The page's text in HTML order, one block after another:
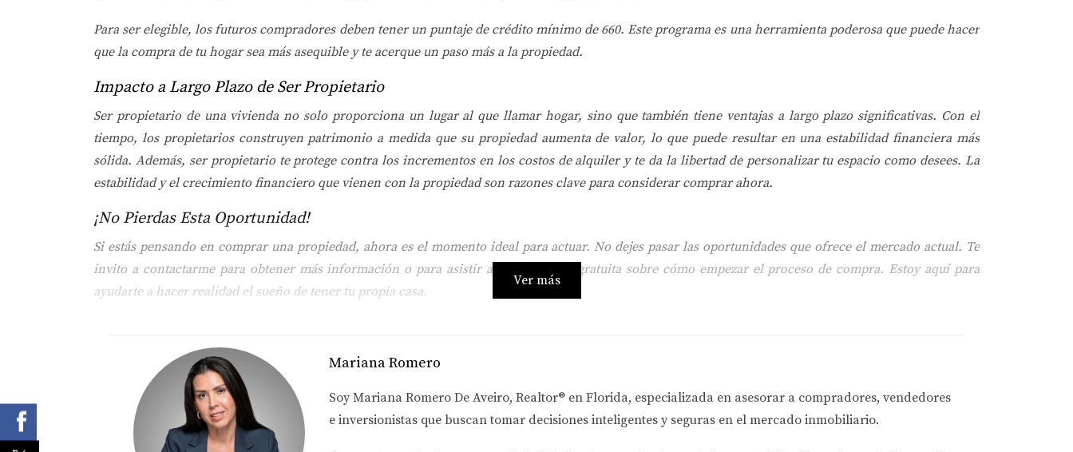
Para ser elegible, los futuros compradores deben tener un puntaje de crédito mínimo de 660. Este programa es una herramienta poderosa que puede hacer
que la compra de tu hogar sea más asequible y te acerque un paso más a la propiedad.
Impacto a Largo Plazo de Ser Propietario
Ser propietario de una vivienda no solo proporciona un lugar al que llamar hogar, sino que también tiene ventajas a largo plazo significativas. Con el
tiempo, los propietarios construyen patrimonio a medida que su propiedad aumenta de valor, lo que puede resultar en una estabilidad financiera más
sólida. Además, ser propietario te protege contra los incrementos en los costos de alquiler y te da la libertad de personalizar tu espacio como desees. La
estabilidad y el crecimiento financiero que vienen con la propiedad son razones clave para considerar comprar ahora.
¡No Pierdas Esta Oportunidad!
Si estás pensando en comprar una propiedad, ahora es el momento ideal para actuar. No dejes pasar las oportunidades que ofrece el mercado actual. Te
invito a contactarme para obtener más información o para asistir a una consulta gratuita sobre cómo empezar el proceso de compra. Estoy aquí para
ayudarte a hacer realidad el sueño de tener tu propia casa.
Ver más
Mariana Romero
Soy Mariana Romero De Aveiro, Realtor® en Florida, especializada en asesorar a compradores, vendedores
e inversionistas que buscan tomar decisiones inteligentes y seguras en el mercado inmobiliario.